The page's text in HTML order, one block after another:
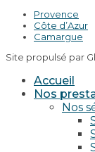
Provence
Côte d’Azur
Camargue
Site propulsé par
Accueil
Nos
Nos